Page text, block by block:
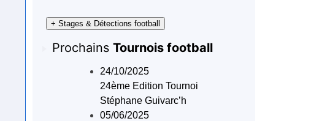
+ Stages & Détections football
Prochains Tournois football
24/10/2025
24ème Edition Tournoi
Stéphane Guivarc’h
05/06/2025